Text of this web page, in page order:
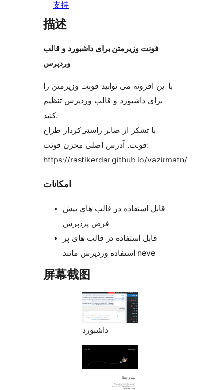
支持
描述
فونت وزیرمتن برای داشبورد و قالب
وردپرس
با این افزونه می توانید فونت وزیرمتن را
برای داشبورد و قالب وردپرس تنظیم
کنید.
با تشکر از صابر راستی‌کردار طراح
فونت. آدرس اصلی مخزن فونت:
https://rastikerdar.github.io/vazirmatn/
امکانات
قابل استفاده در قالب های پیش
فرض پردپرس
قابل استفاده در قالب های پر
استفاده وردپرس مانند neve
屏幕截图
داشبورد